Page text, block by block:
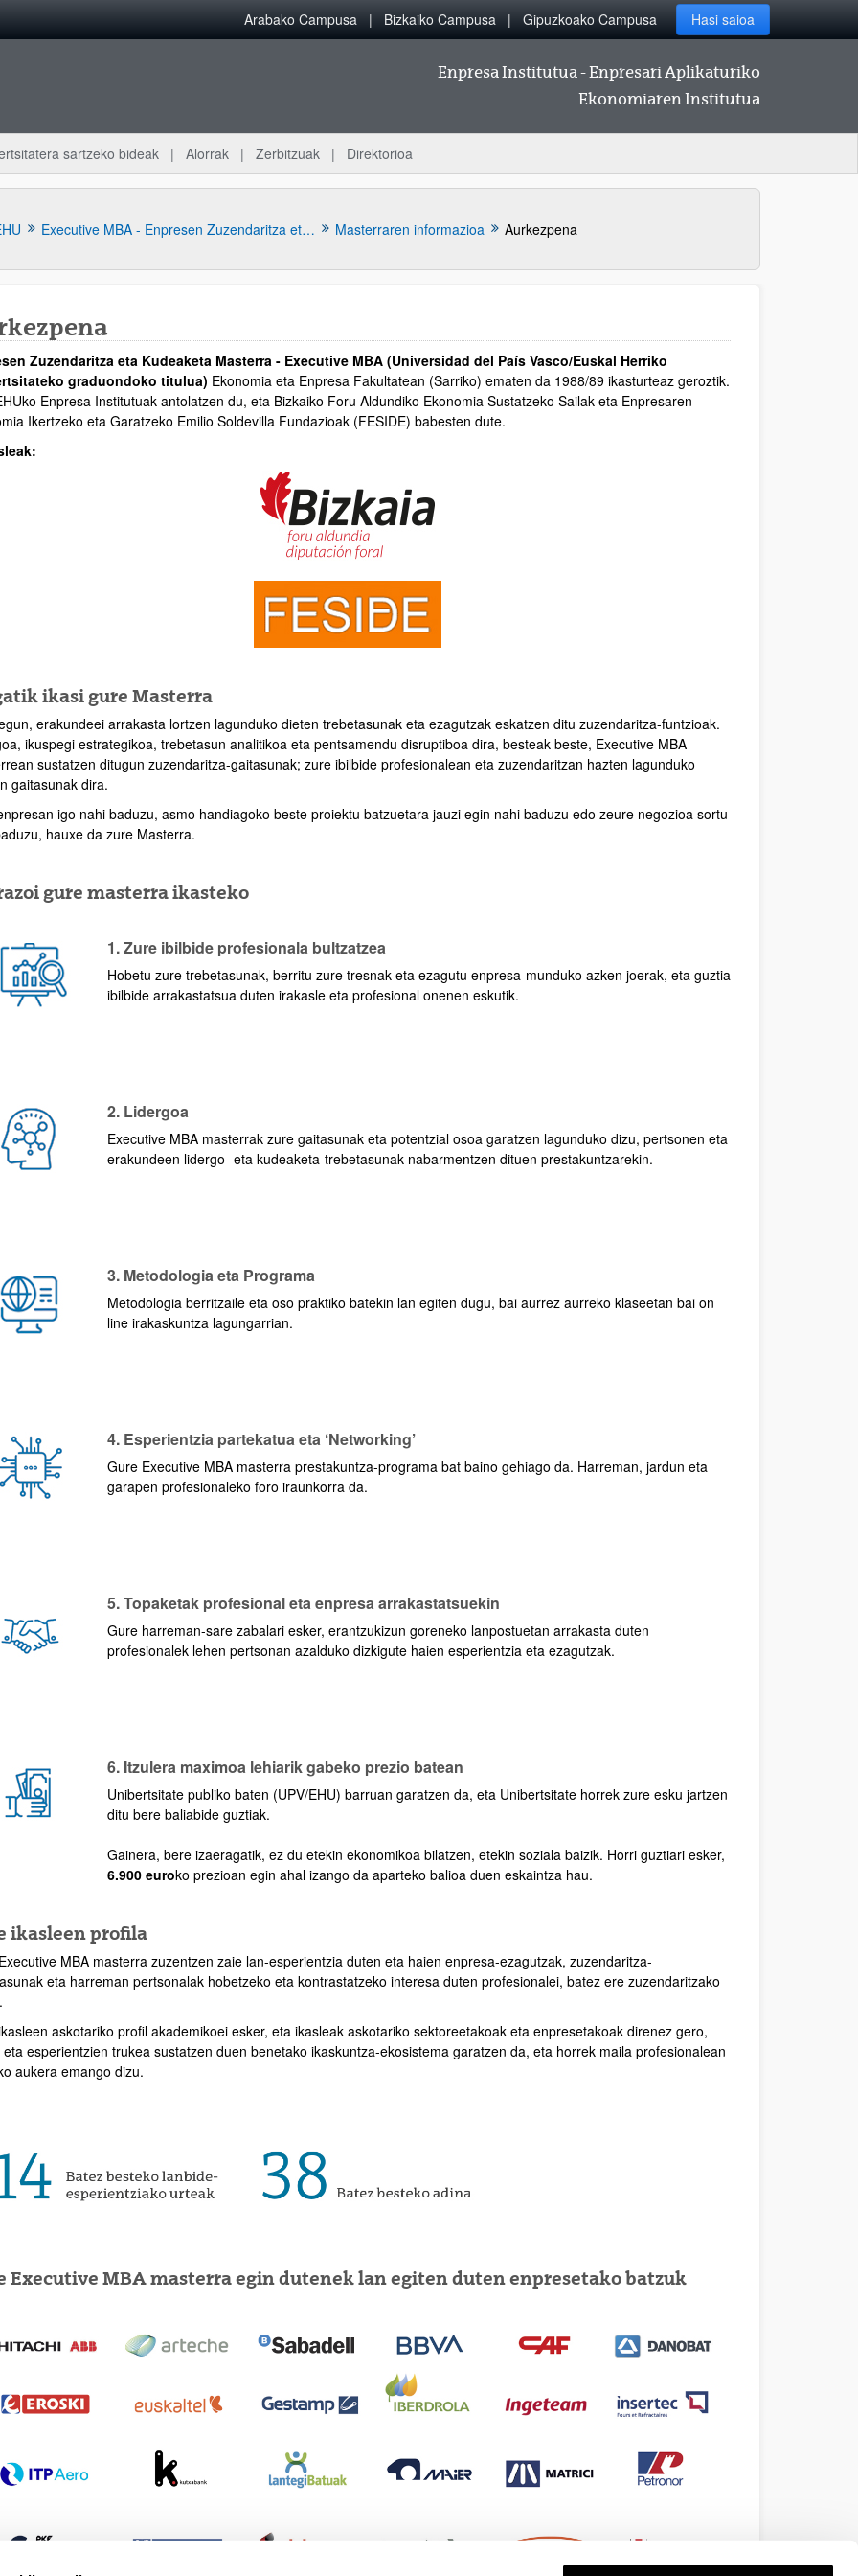
Arabako Campusa Bizkaiko Campusa Gipuzkoako Campusa Hasi saioa
Enpresa Institutua - Enpresari Aplikaturiko
Ekonomiaren Institutua
sartzeko bideak Alorrak Zerbitzuak Direktorioa
Executive MBA - Enpresen Zuzendaritza eta Kudeaketa Masterra Masterraren informazioa Aurkezpena
azpiorriak
Zuzendaritza eta Kudeaketa Masterra - Executive MBA (Universidad del País Vasco/Euskal Herriko
graduondoko titulua) Ekonomia eta Enpresa Fakultatean (Sarriko) ematen da 1988/89 ikasturteaz geroztik.
Enpresa Institutuak antolatzen du, eta Bizkaiko Foru Aldundiko Ekonomia Sustatzeko Sailak eta Enpresaren
Ikertzeko eta Garatzeko Emilio Soldevilla Fundazioak (FESIDE) babesten dute.
ikasi gure Masterra
erakundeei arrakasta lortzen lagunduko dieten trebetasunak eta ezagutzak eskatzen ditu zuzendaritza-funtzioak.
ikuspegi estrategikoa, trebetasun analitikoa eta pentsamendu disruptiboa dira, besteak beste, Executive MBA
sustatzen ditugun zuzendaritza-gaitasunak; zure ibilbide profesionalean eta zuzendaritzan hazten lagunduko
gaitasunak dira.
igo nahi baduzu, asmo handiagoko beste proiektu batzuetara jauzi egin nahi baduzu edo zeure negozioa sortu
hauxe da zure Masterra.
gure masterra ikasteko
1. Zure ibilbide profesionala bultzatzea
Hobetu zure trebetasunak, berritu zure tresnak eta ezagutu enpresa-munduko azken joerak, eta guztia
ibilbide arrakastatsua duten irakasle eta profesional onenen eskutik.
2. Lidergoa
Executive MBA masterrak zure gaitasunak eta potentzial osoa garatzen lagunduko dizu, pertsonen eta
erakundeen lidergo- eta kudeaketa-trebetasunak nabarmentzen dituen prestakuntzarekin.
3. Metodologia eta Programa
Metodologia berritzaile eta oso praktiko batekin lan egiten dugu, bai aurrez aurreko klaseetan bai on
line irakaskuntza lagungarrian.
4. Esperientzia partekatua eta ‘Networking’
Gure Executive MBA masterra prestakuntza-programa bat baino gehiago da. Harreman, jardun eta
garapen profesionaleko foro iraunkorra da.
5. Topaketak profesional eta enpresa arrakastatsuekin
Gure harreman-sare zabalari esker, erantzukizun goreneko lanpostuetan arrakasta duten
profesionalek lehen pertsonan azalduko dizkigute haien esperientzia eta ezagutzak.
6. Itzulera maximoa lehiarik gabeko prezio batean
Unibertsitate publiko baten (UPV/EHU) barruan garatzen da, eta Unibertsitate horrek zure esku jartzen
ditu bere baliabide guztiak.
Gainera, bere izaeragatik, ez du etekin ekonomikoa bilatzen, etekin soziala baizik. Horri guztiari esker,
6.900 euroko prezioan egin ahal izango da aparteko balioa duen eskaintza hau.
ikasleen profila
MBA masterra zuzentzen zaie lan-esperientzia duten eta haien enpresa-ezagutzak, zuzendaritza-
eta harreman pertsonalak hobetzeko eta kontrastatzeko interesa duten profesionalei, batez ere zuzendaritzako
askotariko profil akademikoei esker, eta ikasleak askotariko sektoreetakoak eta enpresetakoak direnez gero,
eta esperientzien trukea sustatzen duen benetako ikaskuntza-ekosistema garatzen da, eta horrek maila profesionalean
aukera emango dizu.
Executive MBA masterra egin dutenek lan egiten duten enpresetako batzuk